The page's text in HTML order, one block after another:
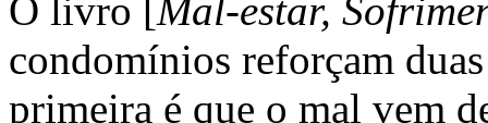
O livro [Mal-estar,
condomínios reforçam
primeira é que o mal vem